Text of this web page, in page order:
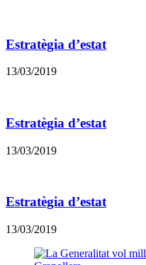
Estratègia d’estat
13/03/2019
Estratègia d’estat
13/03/2019
Estratègia d’estat
13/03/2019